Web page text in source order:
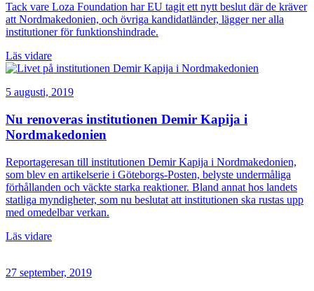
Tack vare Loza Foundation har EU tagit ett nytt beslut där de kräver
att Nordmakedonien, och övriga kandidatländer, lägger ner alla
institutioner för funktionshindrade.
Läs vidare
5 augusti, 2019
Nu renoveras institutionen Demir Kapija i
Nordmakedonien
Reportageresan till institutionen Demir Kapija i Nordmakedonien,
som blev en artikelserie i Göteborgs-Posten, belyste undermåliga
förhållanden och väckte starka reaktioner. Bland annat hos landets
statliga myndigheter, som nu beslutat att institutionen ska rustas upp
med omedelbar verkan.
Läs vidare
27 september, 2019